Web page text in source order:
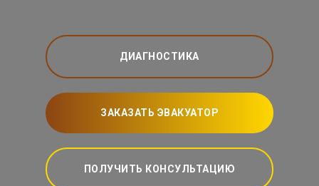
ДИАГНОСТИКА
ЗАКАЗАТЬ ЭВАКУАТОР
ПОЛУЧИТЬ КОНСУЛЬТАЦИЮ